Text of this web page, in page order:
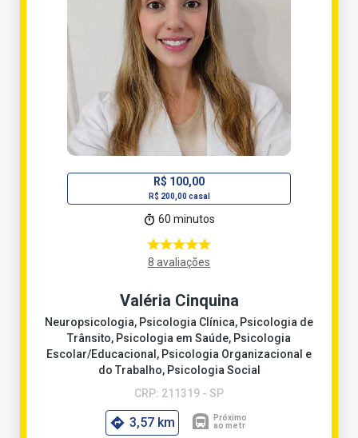
R$ 100,00
R$ 200,00 casal
60 minutos
8 avaliações
Valéria Cinquina
Neuropsicologia, Psicologia Clínica, Psicologia de
Trânsito, Psicologia em Saúde, Psicologia
Escolar/Educacional, Psicologia Organizacional e
do Trabalho, Psicologia Social
CRP: 211319 - SP
3,57 km